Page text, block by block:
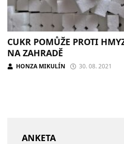
CUKR POMŮŽE PROTI
NA ZAHRADĚ
HONZA MIKULÍN 30. 08. 2021
ANKETA